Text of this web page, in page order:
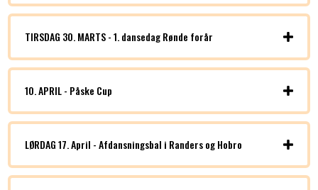
TIRSDAG 30. MARTS - 1. dansedag Rønde forår
10. APRIL - Påske Cup
LØRDAG 17. April - Afdansningsbal i Randers og Hobro